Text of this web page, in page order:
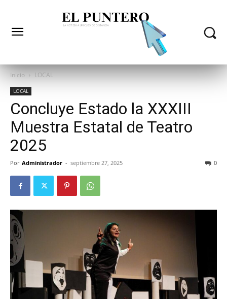
Inicio LOCAL
LOCAL
Concluye Estado la XXXIII
Muestra Estatal de Teatro
2025
Por Administrador - septiembre 27, 2025 0